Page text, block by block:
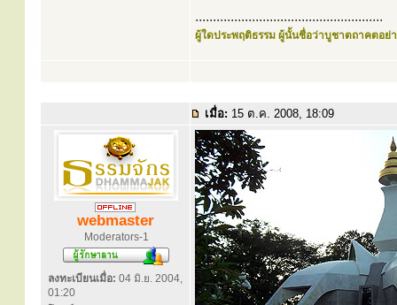
.....................................................
ผู้ใดประพฤติธรรม ผู้นั้นชื่อว่าบูชาตถาคตอย่า
เมื่อ: 15 ต.ค. 2008, 18:09
webmaster
Moderators-1
ลงทะเบียนเมื่อ: 04 มิ.ย. 2004,
01:20